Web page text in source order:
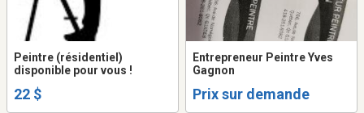
Peintre (résidentiel)
disponible pour vous !
22 $
Entrepreneur Peintre Yves
Gagnon
Prix sur demande